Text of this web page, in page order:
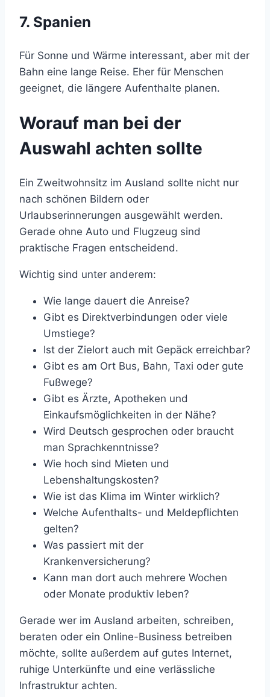
7. Spanien
Für Sonne und Wärme interessant, aber mit der
Bahn eine lange Reise. Eher für Menschen
geeignet, die längere Aufenthalte planen.
Worauf man bei der
Auswahl achten sollte
Ein Zweitwohnsitz im Ausland sollte nicht nur
nach schönen Bildern oder
Urlaubserinnerungen ausgewählt werden.
Gerade ohne Auto und Flugzeug sind
praktische Fragen entscheidend.
Wichtig sind unter anderem:
Wie lange dauert die Anreise?
Gibt es Direktverbindungen oder viele
Umstiege?
Ist der Zielort auch mit Gepäck erreichbar?
Gibt es am Ort Bus, Bahn, Taxi oder gute
Fußwege?
Gibt es Ärzte, Apotheken und
Einkaufsmöglichkeiten in der Nähe?
Wird Deutsch gesprochen oder braucht
man Sprachkenntnisse?
Wie hoch sind Mieten und
Lebenshaltungskosten?
Wie ist das Klima im Winter wirklich?
Welche Aufenthalts- und Meldepflichten
gelten?
Was passiert mit der
Krankenversicherung?
Kann man dort auch mehrere Wochen
oder Monate produktiv leben?
Gerade wer im Ausland arbeiten, schreiben,
beraten oder ein Online-Business betreiben
möchte, sollte außerdem auf gutes Internet,
ruhige Unterkünfte und eine verlässliche
Infrastruktur achten.